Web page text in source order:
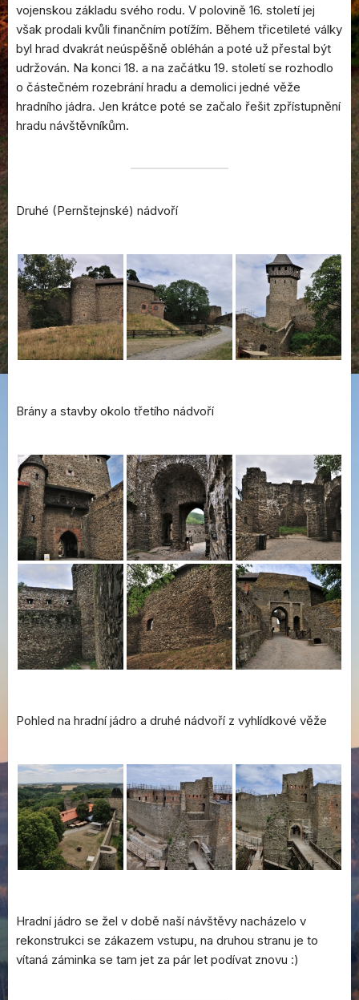
vojenskou základu svého rodu. V polovině 16. století jej
však prodali kvůli finančním potížím. Během třicetileté války
byl hrad dvakrát neúspěšně obléhán a poté už přestal být
udržován. Na konci 18. a na začátku 19. století se rozhodlo
o částečném rozebrání hradu a demolici jedné věže
hradního jádra. Jen krátce poté se začalo řešit zpřístupnění
hradu návštěvníkům.
Druhé (Pernštejnské) nádvoří
Brány a stavby okolo třetího nádvoří
Pohled na hradní jádro a druhé nádvoří z vyhlídkové věže
Hradní jádro se žel v době naší návštěvy nacházelo v
rekonstrukci se zákazem vstupu, na druhou stranu je to
vítaná záminka se tam jet za pár let podívat znovu :)